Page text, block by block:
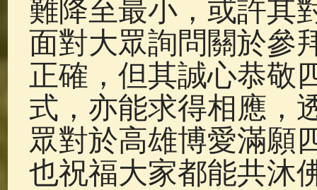
難降至最小，或許其
面對大眾詢問關於參
正確，但其誠心恭敬
式，亦能求得相應，
眾對於高雄博愛滿願
也祝福大家都能共沐